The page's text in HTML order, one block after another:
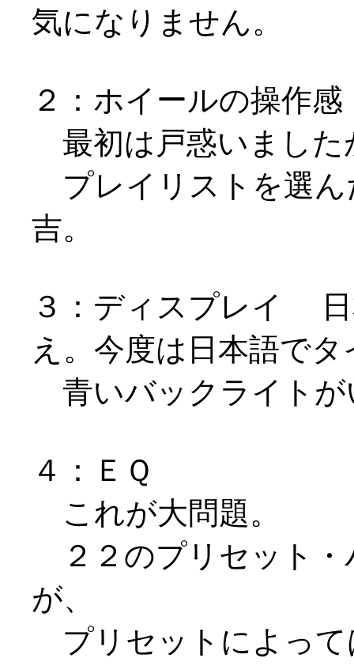
気になりません。
２：ホイールの操作感
最初は戸惑いました
プレイリストを選ん
吉。
３：ディスプレイ 日
え。今度は日本語で
青いバックライトが
４：ＥＱ
これが大問題。
２２のプリセット・
が、
プリセットによって